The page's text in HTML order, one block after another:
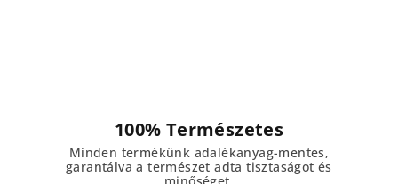
100% Természetes
Minden termékünk adalékanyag-mentes,
garantálva a természet adta tisztaságot és